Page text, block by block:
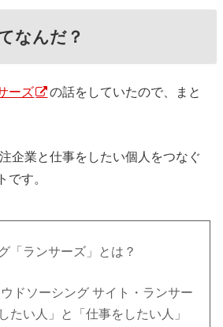
なんだ？
ーズ
の話をしていたので、まと
企業と仕事をしたい個人をつなぐ
です。
「ランサーズ」とは？
ドソーシング サイト・ランサー
たい人」と「仕事をしたい人」